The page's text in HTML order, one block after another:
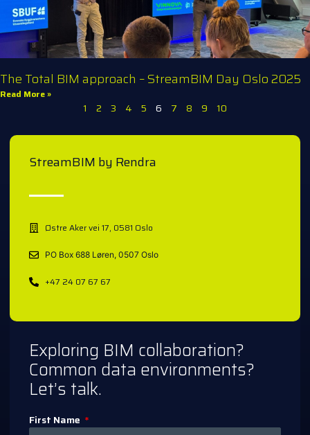
The Total BIM approach – StreamBIM Day Oslo 2025
Read More »
1 2 3 4 5 6 7 8 9 10
StreamBIM by Rendra
Østre Aker vei 17, 0581 Oslo
PO Box 688 Løren, 0507 Oslo
+47 24 07 67 67
Exploring BIM collaboration?
Common data environments?
Let’s talk.
First Name